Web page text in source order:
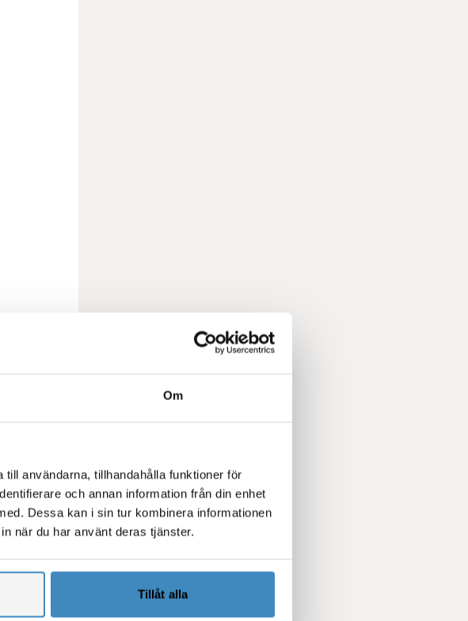
Om
användarna, tillhandahålla funktioner för
och annan information från din enhet
Dessa kan i sin tur kombinera informationen
när du har använt deras tjänster.
Tillåt alla